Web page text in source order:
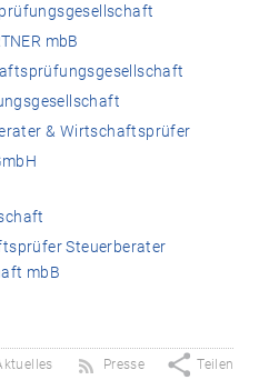
mbB
& Wirtschaftsprüfer
Steuerberater
mbB
Teilen
Presse